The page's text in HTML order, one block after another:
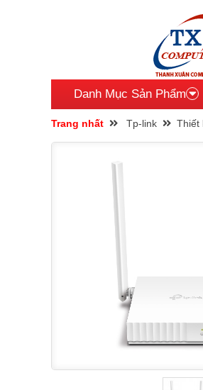
Danh Mục Sản Phẩm
Trang nhất Tp-link Thiết